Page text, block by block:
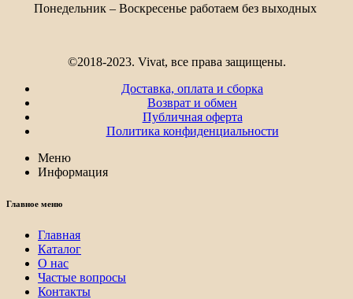
Понедельник – Воскресенье работаем без выходных
©2018-2023. Vivat, все права защищены.
Доставка, оплата и сборка
Возврат и обмен
Публичная оферта
Политика конфиденциальности
Меню
Информация
Главное меню
Главная
Каталог
О нас
Частые вопросы
Контакты